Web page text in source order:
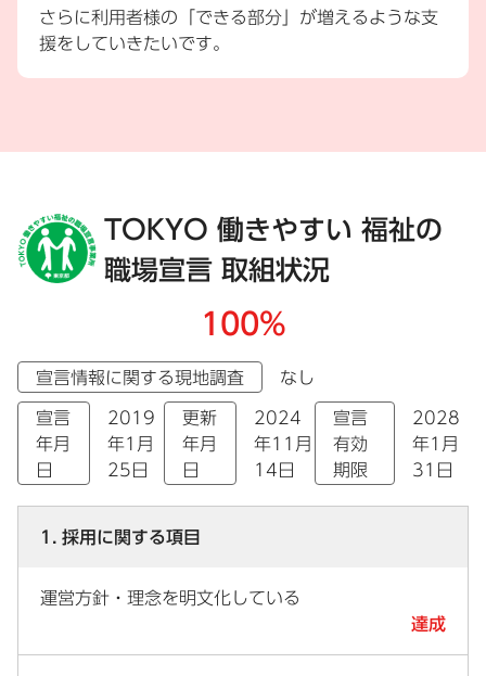
さらに利用者様の「できる部分」が増えるような支
援をしていきたいです。
TOKYO 働きやすい 福祉の
職場宣言 取組状況
100%
宣言情報に関する現地調査 なし
宣言
年月
日
2019
年1月
25日
更新
年月
日
2024
年11月
14日
宣言
有効
期限
2028
年1月
31日
1. 採用に関する項目
運営方針・理念を明文化している
達成